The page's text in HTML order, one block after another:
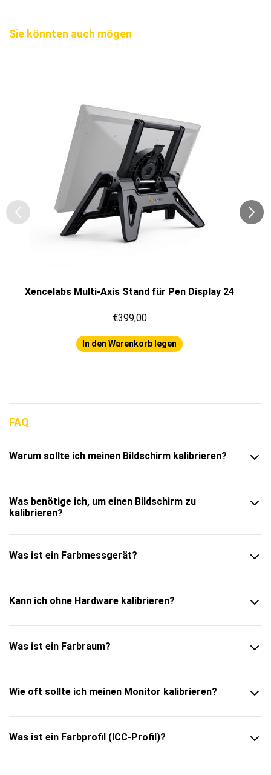
Sie könnten auch mögen
Xencelabs Multi-Axis Stand für Pen Display 24
€399,00
In den Warenkorb legen
FAQ
Warum sollte ich meinen Bildschirm kalibrieren?
Was benötige ich, um einen Bildschirm zu
kalibrieren?
Was ist ein Farbmessgerät?
Kann ich ohne Hardware kalibrieren?
Was ist ein Farbraum?
Wie oft sollte ich meinen Monitor kalibrieren?
Was ist ein Farbprofil (ICC-Profil)?